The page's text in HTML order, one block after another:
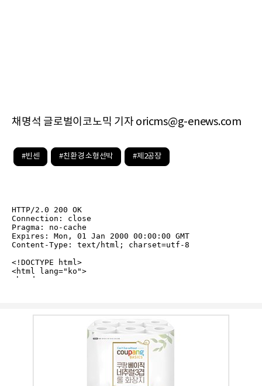
채명석 글로벌이코노믹 기자 oricms@g-enews.com
#빈센 #친환경 소형선박 #제2공장